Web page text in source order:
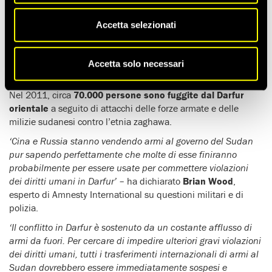
Accetta selezionati
Accetta solo necessari
fine in vista per il conflitto in Darfur‘, Amnesty International
CinaeBielorussiadi continuare a
schiaccianti prove del loro uso contro la popolazione civile del
Darfur. Le forniture comprendono notevoli quantità di
Nel 2011, circa 70.000 persone sono fuggite dal Darfur
orientale a seguito di attacchi delle forze armate e delle
milizie sudanesi contro l’etnia zaghawa.
‘Cina e Russia stanno vendendo armi al governo del Sudan
pur sapendo perfettamente che molte di esse finiranno
probabilmente per essere usate per commettere violazioni
dei diritti umani in Darfur’ – ha dichiarato Brian Wood,
esperto di Amnesty International su questioni militari e di
polizia.
‘Il conflitto in Darfur è sostenuto da un costante afflusso di
armi da fuori. Per cercare di impedire ulteriori gravi violazioni
dei diritti umani, tutti i trasferimenti internazionali di armi al
Sudan dovrebbero essere immediatamente sospesi e